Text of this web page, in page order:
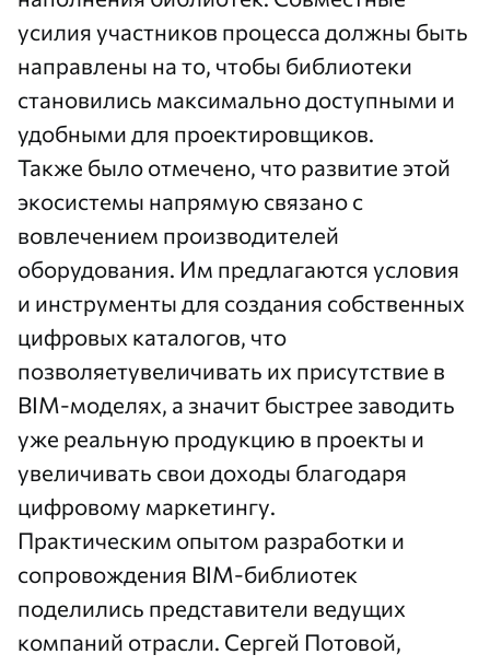
усилия участников процесса должны быть
направлены на то, чтобы библиотеки
становились максимально доступными и
удобными для проектировщиков.
Также было отмечено, что развитие этой
экосистемы напрямую связано с
вовлечением производителей
оборудования. Им предлагаются условия
и инструменты для создания собственных
цифровых каталогов, что
позволяетувеличивать их присутствие в
BIM-моделях, а значит быстрее заводить
уже реальную продукцию в проекты и
увеличивать свои доходы благодаря
цифровому маркетингу.
Практическим опытом разработки и
сопровождения BIM-библиотек
поделились представители ведущих
компаний отрасли. Сергей Потовой,